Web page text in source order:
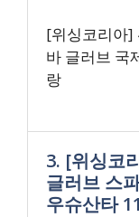
[위싱코리아]
바 글러브 국
랑
3. [위싱코
글러브 스
우슈산타